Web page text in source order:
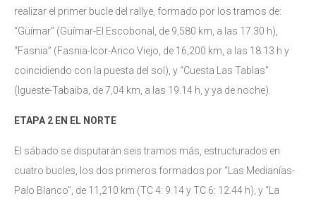
realizar el primer bucle del rallye, formado por los tramos de:
“Güímar” (Güímar-El Escobonal, de 9,580 km, a las 17.30 h),
“Fasnia” (Fasnia-Icor-Arico Viejo, de 16,200 km, a las 18.13 h y
coincidiendo con la puesta del sol), y “Cuesta Las Tablas”
(Igueste-Tabaiba, de 7,04 km, a las 19.14 h, y ya de noche).
ETAPA 2 EN EL NORTE
El sábado se disputarán seis tramos más, estructurados en
cuatro bucles, los dos primeros formados por “Las Medianías-
Palo Blanco”, de 11,210 km (TC 4: 9.14 y TC 6: 12.44 h), y “La